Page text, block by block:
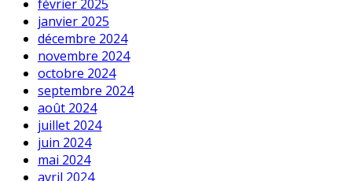
février 2025
janvier 2025
décembre 2024
novembre 2024
octobre 2024
septembre 2024
août 2024
juillet 2024
juin 2024
mai 2024
avril 2024